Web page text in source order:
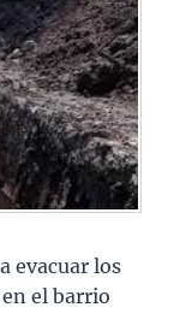
evacuar los
el barrio